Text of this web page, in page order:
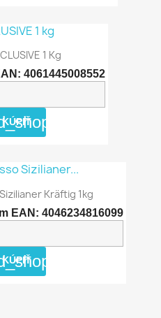
1 Kg
4061445008552
KÚPIŤ
Kräftig 1kg
EAN: 4046234816099
KÚPIŤ